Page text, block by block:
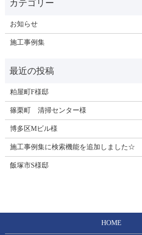
お知らせ
施工事例集
粕屋町F様邸
篠栗町 清掃センター様
博多区Mビル様
施工事例集に検索機能を追加しました☆
飯塚市S様邸
HOME